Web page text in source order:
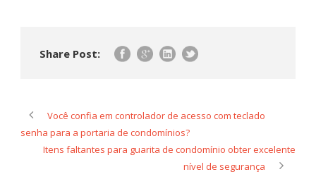
Share Post:
Você confia em controlador de acesso com teclado
senha para a portaria de condomínios?
Itens faltantes para guarita de condomínio obter excelente
nível de segurança